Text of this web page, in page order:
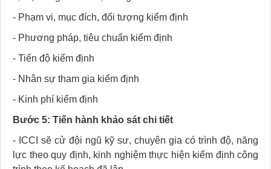
- Phạm vi, mục đích, đối tượng kiểm định
- Phương pháp, tiêu chuẩn kiểm định
- Tiến độ kiểm định
- Nhân sự tham gia kiểm định
- Kinh phí kiểm định
Bước 5: Tiến hành khảo sát chi tiết
- ICCI sẽ cử đội ngũ kỹ sư, chuyên gia có trình độ, năng
lực theo quy định, kinh nghiệm thực hiện kiểm định công